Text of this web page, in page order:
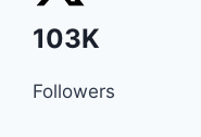
103K
Followers